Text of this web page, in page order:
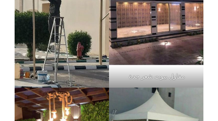
مقاول بيوت شعر جدة